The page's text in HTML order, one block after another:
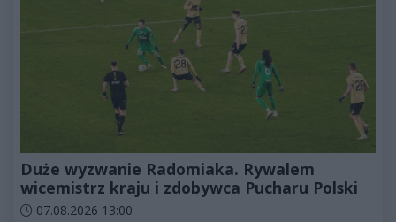
Duże wyzwanie Radomiaka. Rywalem
wicemistrz kraju i zdobywca Pucharu Polski
Data dodania artykułu:
07.08.2026 13:00